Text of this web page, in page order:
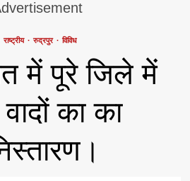
राष्ट्रीय रुद्रपुर विविध
में पूरे जिले में
का का